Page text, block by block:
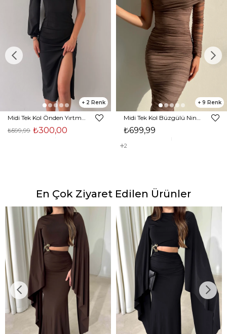
2
₺300,00
₺599,99
9
₺699,99
2
En Çok Ziyaret Edilen Ürünler